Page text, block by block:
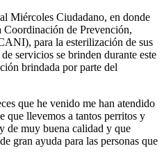
Miércoles Ciudadano, en donde
de Prevención,
para la esterilización de sus
servicios se brinden durante este
brindada por parte del
que he venido me han atendido
que llevemos a tantos perritos y
de muy buena calidad y que
gran ayuda para las personas que